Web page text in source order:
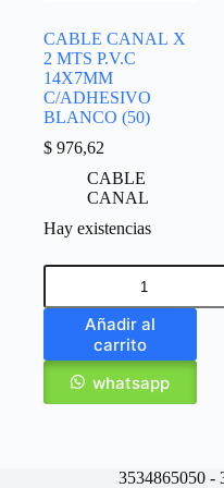
CABLE CANAL X
2 MTS P.V.C
14X7MM
C/ADHESIVO
BLANCO (50)
$ 976,62
CABLE
CANAL
Hay existencias
Añadir al
carrito
whatsapp
3534865050 -